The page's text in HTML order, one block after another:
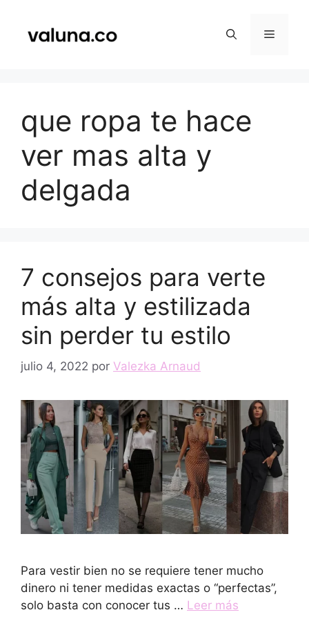
contenido
Menú
que ropa te hace
ver mas alta y
delgada
7 consejos para verte
más alta y estilizada
sin perder tu estilo
julio 4, 2022 por Valezka Arnaud
Para vestir bien no se requiere tener mucho
dinero ni tener medidas exactas o “perfectas”,
solo basta con conocer tus … Leer más